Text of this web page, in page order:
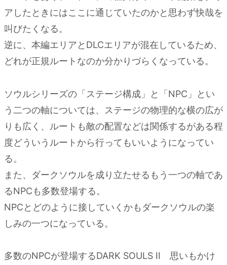
アしたときにはここに通じていたのかと思わず快哉を
叫びたくなる。
逆に、本編エリアとDLCエリアが混在しているため、
どれが正規ルートなのか分かりづらくなっている。
ソウルシリーズの「ステージ構成」と「NPC」とい
う二つの軸については、ステージの物理的な横の広が
りも広く、ルートも敵の配置などは関係するがある程
度どういうルートから行ってもいいようになってい
る。
また、ダークソウルを成り立たせるもう一つの軸であ
るNPCも多数登場する。
NPCとどのように接していくかもダークソウルの楽
しみの一つになっている。
多数のNPCが登場するDARK SOULS II 思いもかけ